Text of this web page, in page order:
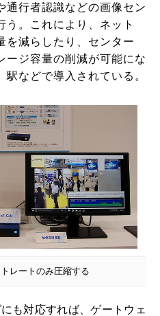
通行者認識などの画像セン
う。これにより、ネット
を減らしたり、センター
ージ容量の削減が可能にな
などで導入されている。
レートのみ圧縮する
も対応すれば、ゲートウェ